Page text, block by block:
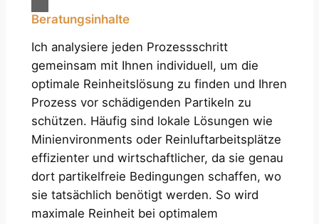
Beratungsinhalte
Ich analysiere jeden Prozessschritt
gemeinsam mit Ihnen individuell, um die
optimale Reinheitslösung zu finden und Ihren
Prozess vor schädigenden Partikeln zu
schützen. Häufig sind lokale Lösungen wie
Minienvironments oder Reinluftarbeitsplätze
effizienter und wirtschaftlicher, da sie genau
dort partikelfreie Bedingungen schaffen, wo
sie tatsächlich benötigt werden. So wird
maximale Reinheit bei optimalem